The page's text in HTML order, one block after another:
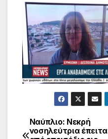
Πλοήγηση
Ναύπλιο: Νεκρή
νοσηλεύτρια έπειτα